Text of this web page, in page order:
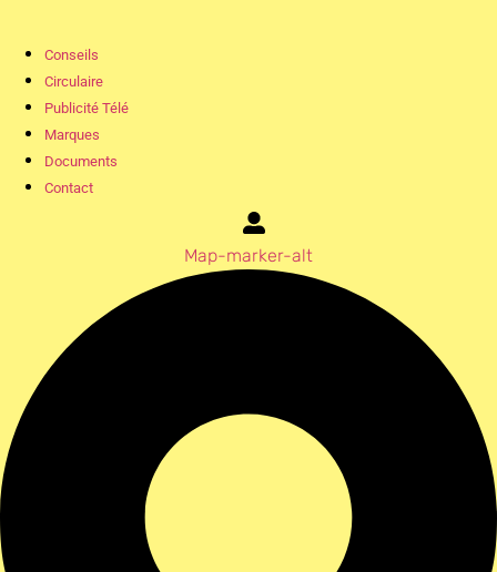
Conseils
Circulaire
Publicité Télé
Marques
Documents
Contact
Map-marker-alt